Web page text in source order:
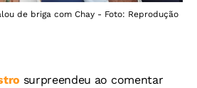
de briga com Chay - Foto: Reprodução
surpreendeu ao comentar